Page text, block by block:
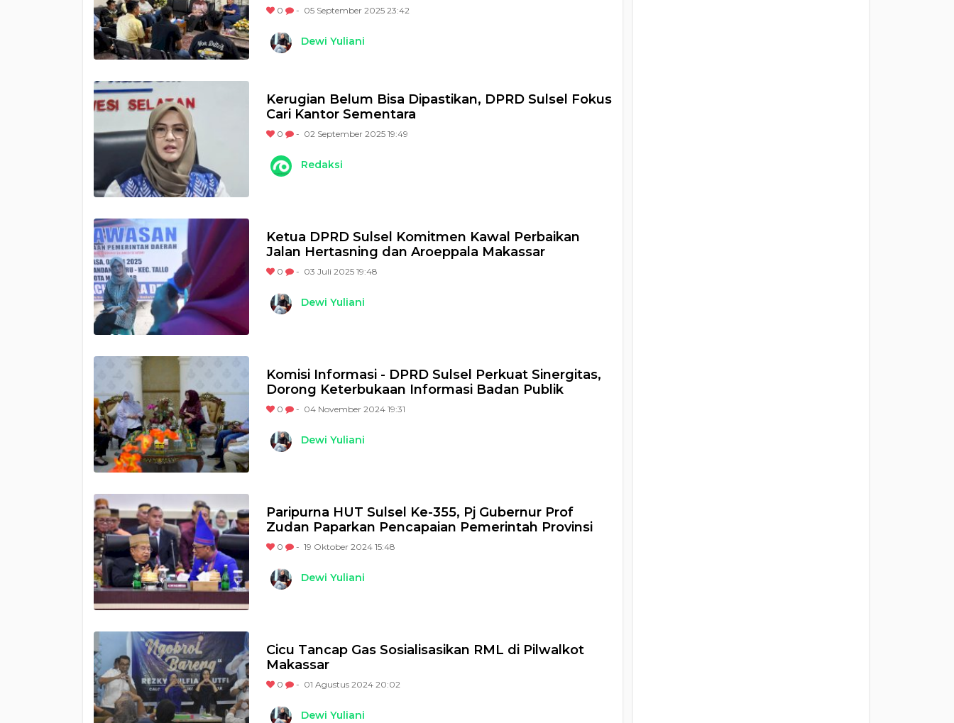
0 - 05 September 2025 23:42
Dewi Yuliani
Kerugian Belum Bisa Dipastikan, DPRD Sulsel Fokus
Cari Kantor Sementara
0 - 02 September 2025 19:49
Redaksi
Ketua DPRD Sulsel Komitmen Kawal Perbaikan
Jalan Hertasning dan Aroeppala Makassar
0 - 03 Juli 2025 19:48
Dewi Yuliani
Komisi Informasi - DPRD Sulsel Perkuat Sinergitas,
Dorong Keterbukaan Informasi Badan Publik
0 - 04 November 2024 19:31
Dewi Yuliani
Paripurna HUT Sulsel Ke-355, Pj Gubernur Prof
Zudan Paparkan Pencapaian Pemerintah Provinsi
0 - 19 Oktober 2024 15:48
Dewi Yuliani
Cicu Tancap Gas Sosialisasikan RML di Pilwalkot
Makassar
0 - 01 Agustus 2024 20:02
Dewi Yuliani